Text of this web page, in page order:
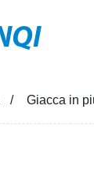
Giacca in